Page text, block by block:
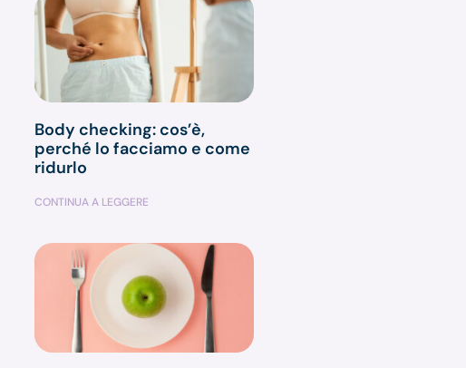
Body checking: cos’è,
perché lo facciamo e come
ridurlo
CONTINUA A LEGGERE